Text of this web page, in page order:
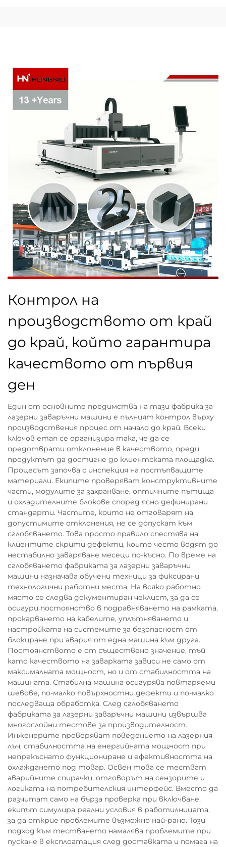
Контрол на
производството от край
до край, който гарантира
качеството от първия
ден
Един от основните предимства на тази фабрика за
лазерни заваръчни машини е пълният контрол върху
производствения процес от начало до край. Всеки
ключов етап се организира така, че да се
предотврати отклонение в качеството, преди
продуктът да достигне до клиентската площадка.
Процесът започва с инспекция на постъпващите
материали. Екипите проверяват конструктивните
части, модулите за захранване, оптичните пътища
и охладителните блокове според ясно дефинирани
стандарти. Частите, които не отговарят на
допустимите отклонения, не се допускат към
сглобяването. Това просто правило спестява на
клиентите скрити дефекти, които често водят до
нестабилно заваряване месеци по-късно. По време на
сглобяването фабриката за лазерни заваръчни
машини назначава обучени техници за фиксирани
технологични работни места. На всяко работно
място се следва документиран чеклист, за да се
осигури постоянство в подравняването на рамката,
прокарването на кабелите, уплътняването и
настройката на системите за безопасност от
блокиране при авария от една машина към друга.
Постоянството е от съществено значение, тъй
като качеството на заварката зависи не само от
максималната мощност, но и от стабилността на
машината. Стабилна машина осигурява повтаряеми
шевове, по-малко повърхностни дефекти и по-малко
последваща обработка. След сглобяването
фабриката за лазерни заваръчни машини извършва
многослойни тестове за производителност.
Инженерите проверяват поведението на лазерния
лъч, стабилността на енергийната мощност при
непрекъснато функциониране и ефективността на
охлаждането под товар. Освен това се тестват
аварийните спирачки, отговорът на сензорите и
логиката на потребителския интерфейс. Вместо да
разчитат само на бърза проверка при включване,
екипът симулира реални условия в работилницата,
за да открие проблемите възможно най-рано. Този
подход към тестването намалява проблемите при
пускане в експлоатация след доставката и помага на